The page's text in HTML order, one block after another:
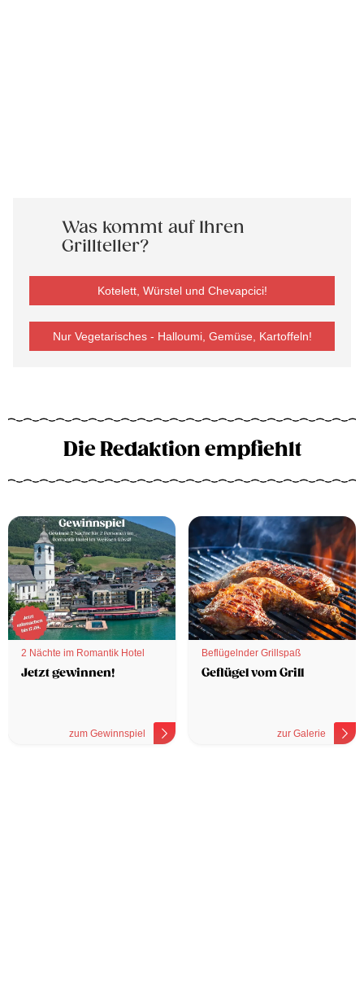
Was kommt auf Ihren
Grillteller?
Kotelett, Würstel und Chevapcici!
Nur Vegetarisches - Halloumi, Gemüse, Kartoffeln!
Die Redaktion empfiehlt
2 Nächte im Romantik Hotel
Jetzt gewinnen!
zum Gewinnspiel
Beflügelnder Grillspaß
Geflügel vom Grill
zur Galerie